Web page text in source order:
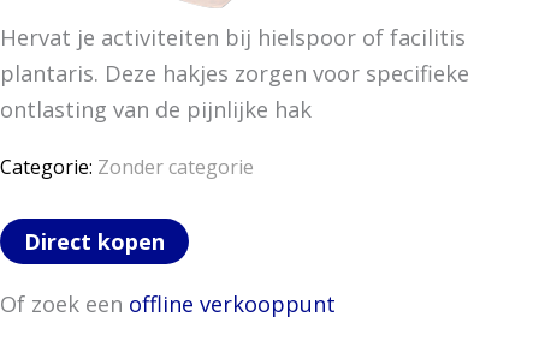
Hervat je activiteiten bij hielspoor of facilitis
plantaris. Deze hakjes zorgen voor specifieke
ontlasting van de pijnlijke hak
Categorie: Zonder categorie
Direct kopen
Of zoek een offline verkooppunt